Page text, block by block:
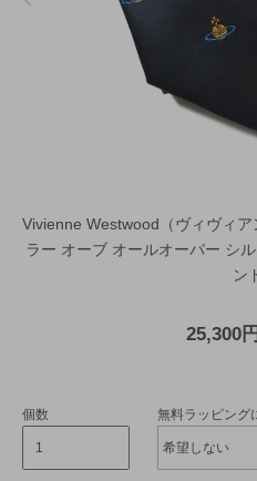
Vivienne Westwood（ヴィヴィ
ラー オーブ オールオーバー シ
ン
25,300
個数 無料ラッピング